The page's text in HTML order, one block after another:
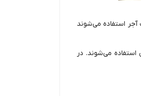
آجر استفاده می‌شوند
می‌شوند. در